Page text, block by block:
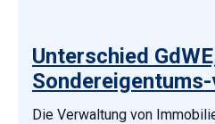
Unterschied
Die Verwaltung von